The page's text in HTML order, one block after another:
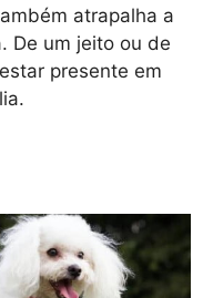
atrapalha a
De um jeito ou de
presente em